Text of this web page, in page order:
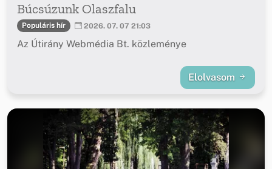
Búcsúzunk Olaszfalu
Populáris hír 2026. 07. 07 21:03
Az Útirány Webmédia Bt. közleménye
Elolvasom